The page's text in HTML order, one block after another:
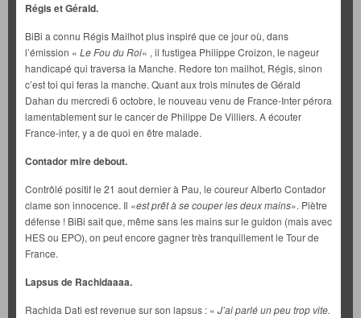
Régis et Gérald.
BiBi a connu Régis Mailhot plus inspiré que ce jour où, dans
l’émission « Le Fou du Roi« , il fustigea Philippe Croizon, le nageur
handicapé qui traversa la Manche. Redore ton mailhot, Régis, sinon
c’est toi qui feras la manche. Quant aux trois minutes de Gérald
Dahan du mercredi 6 octobre, le nouveau venu de France-Inter pérora
lamentablement sur le cancer de Philippe De Villiers. A écouter
France-inter, y a de quoi en être malade.
Contador mire debout.
Contrôlé positif le 21 aout dernier à Pau, le coureur Alberto Contador
clame son innocence. Il «est prêt à se couper les deux mains». Piètre
défense ! BiBi sait que, même sans les mains sur le guidon (mais avec
HES ou EPO), on peut encore gagner très tranquillement le Tour de
France.
Lapsus de Rachidaaaa.
Rachida Dati est revenue sur son lapsus : « J’ai parlé un peu trop vite.